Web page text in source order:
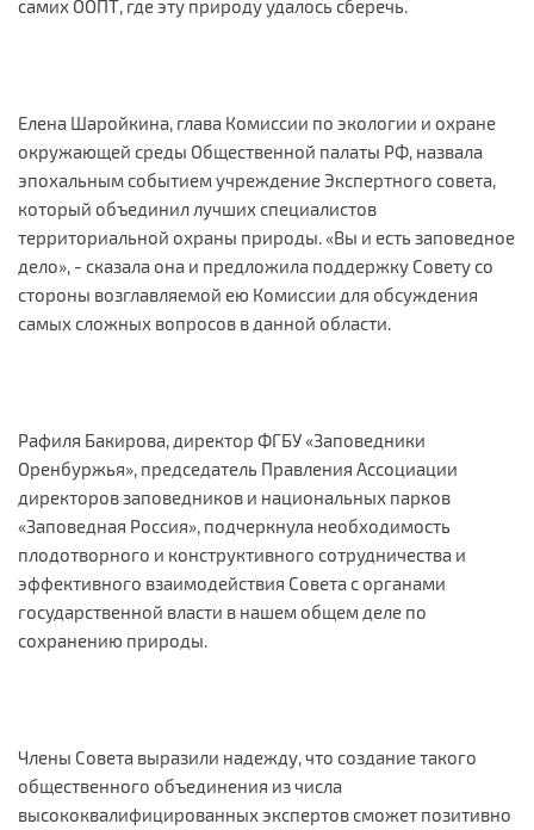
самих ООПТ, где эту природу удалось сберечь.
Елена Шаройкина, глава Комиссии по экологии и охране
окружающей среды Общественной палаты РФ, назвала
эпохальным событием учреждение Экспертного совета,
который объединил лучших специалистов
территориальной охраны природы. «Вы и есть заповедное
дело», - сказала она и предложила поддержку Совету со
стороны возглавляемой ею Комиссии для обсуждения
самых сложных вопросов в данной области.
Рафиля Бакирова, директор ФГБУ «Заповедники
Оренбуржья», председатель Правления Ассоциации
директоров заповедников и национальных парков
«Заповедная Россия», подчеркнула необходимость
плодотворного и конструктивного сотрудничества и
эффективного взаимодействия Совета с органами
государственной власти в нашем общем деле по
сохранению природы.
Члены Совета выразили надежду, что создание такого
общественного объединения из числа
высококвалифицированных экспертов сможет позитивно